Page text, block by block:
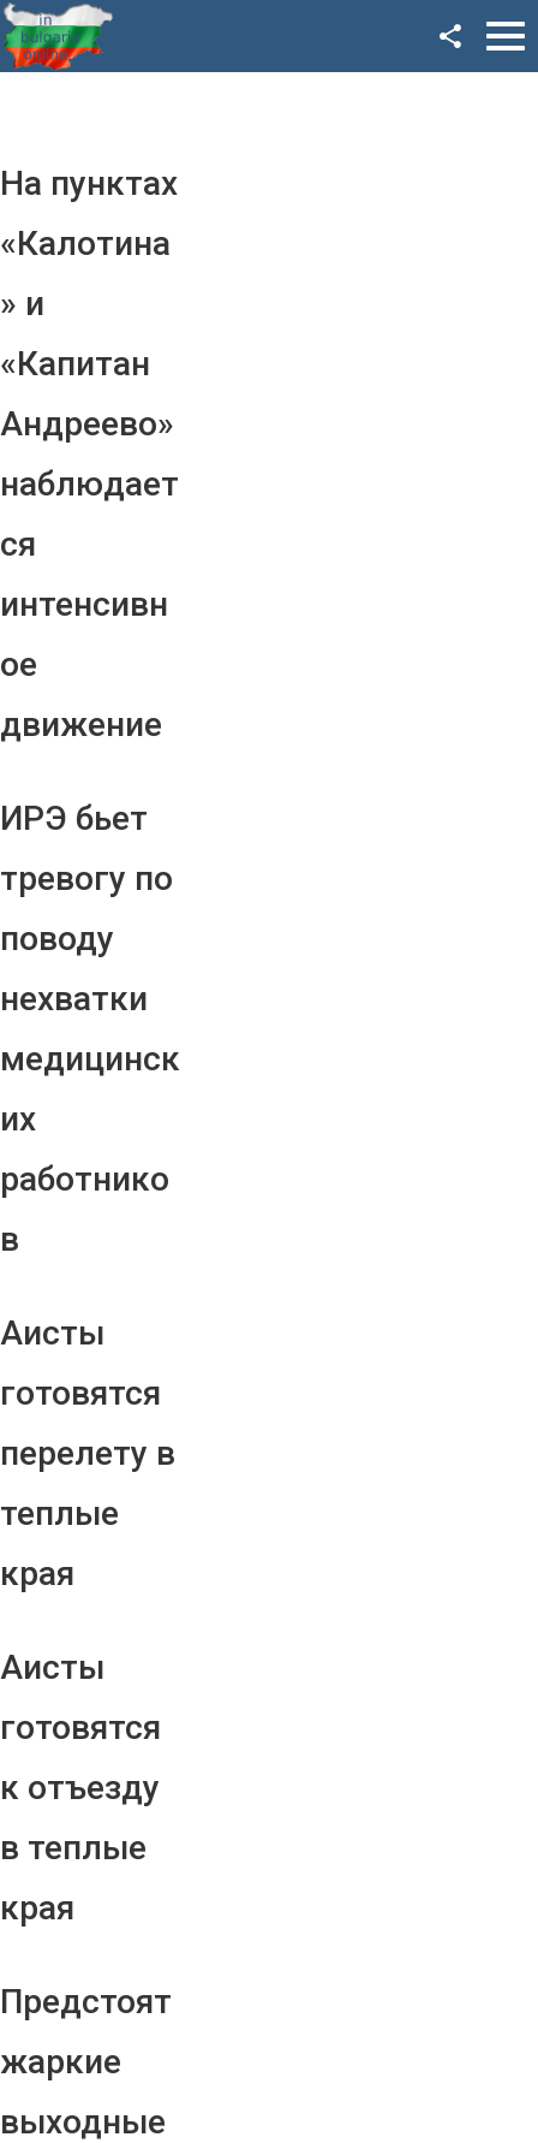
На пунктах
«Калотина
» и
«Капитан
Андреево»
наблюдает
ся
интенсивн
ое
движение
ИРЭ бьет
тревогу по
поводу
нехватки
медицинск
их
работнико
в
Аисты
готовятся
перелету в
теплые
края
Аисты
готовятся
к отъезду
в теплые
края
Предстоят
жаркие
выходные